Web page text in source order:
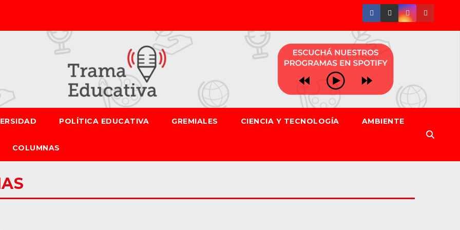
POLÍTICA EDUCATIVA GREMIALES CIENCIA Y TECNOLOGÍA AMBIENTE
COLUMNAS